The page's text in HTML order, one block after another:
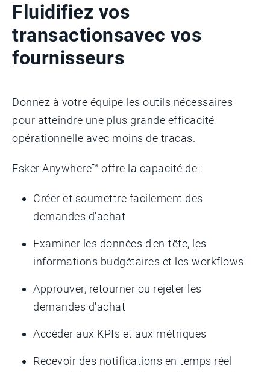
Fluidifiez vos
transactionsavec vos
fournisseurs
Donnez à votre équipe les outils nécessaires
pour atteindre une plus grande efficacité
opérationnelle avec moins de tracas.
Esker Anywhere™ offre la capacité de :
Créer et soumettre facilement des
demandes d'achat
Examiner les données d'en-tête, les
informations budgétaires et les workflows
Approuver, retourner ou rejeter les
demandes d'achat
Accéder aux KPIs et aux métriques
Recevoir des notifications en temps réel